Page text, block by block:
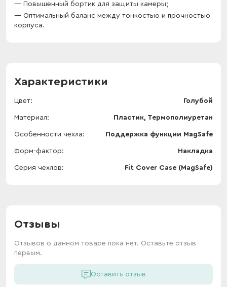
Повышенный бортик для защиты камеры;
Оптимальный баланс между тонкостью и прочностью
корпуса.
Характеристики
Цвет Голубой
Материал Пластик, Термополиуретан
Особенности чехла Поддержка функции MagSafe
Форм-фактор Накладка
Серия чехлов Fit Cover Case (MagSafe)
Отзывы
Отзывов о данном товаре пока нет. Оставьте отзыв
первым.
Оставить отзыв